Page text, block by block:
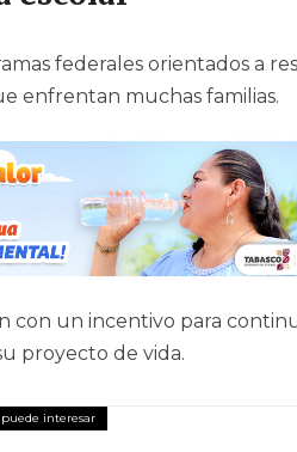
federales orientados a
enfrentan muchas familias.
con un incentivo para
proyecto de vida.